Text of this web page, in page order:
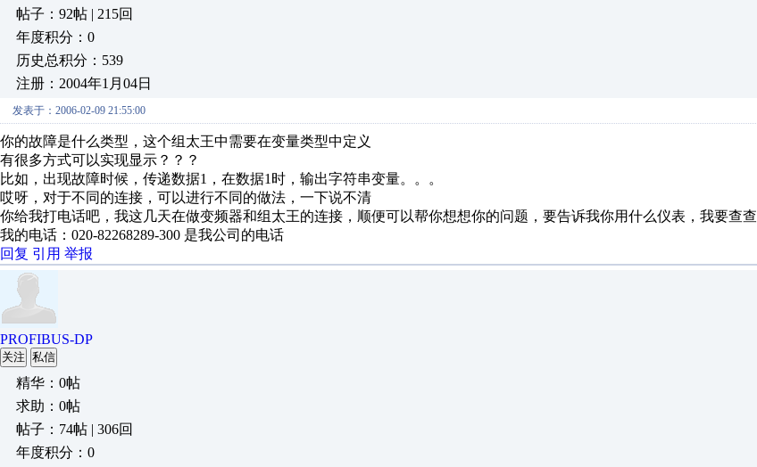
帖子：92帖 | 215回
年度积分：0
历史总积分：539
注册：2004年1月04日
发表于：2006-02-09 21:55:00
你的故障是什么类型，这个组太王中需要在变量类型中定义
有很多方式可以实现显示？？？
比如，出现故障时候，传递数据1，在数据1时，输出字符串变量。。。
哎呀，对于不同的连接，可以进行不同的做法，一下说不清
你给我打电话吧，我这几天在做变频器和组太王的连接，顺便可以帮你想想你的问题，要告诉我你用什么仪表，我要查查
我的电话：020-82268289-300 是我公司的电话
回复 引用 举报
PROFIBUS-DP
关注 私信
精华：0帖
求助：0帖
帖子：74帖 | 306回
年度积分：0